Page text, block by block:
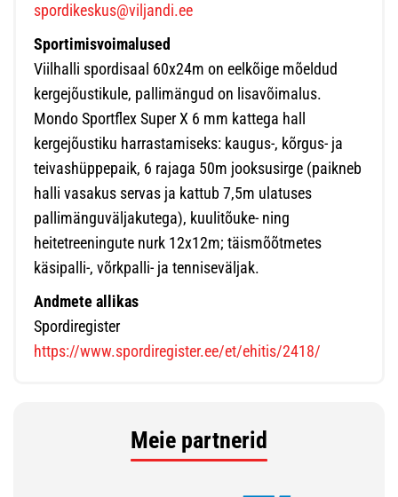
spordikeskus@viljandi.ee
Sportimisvoimalused
Viilhalli spordisaal 60x24m on eelkõige mõeldud
kergejõustikule, pallimängud on lisavõimalus.
Mondo Sportflex Super X 6 mm kattega hall
kergejõustiku harrastamiseks: kaugus-, kõrgus- ja
teivashüppepaik, 6 rajaga 50m jooksusirge (paikneb
halli vasakus servas ja kattub 7,5m ulatuses
pallimänguväljakutega), kuulitõuke- ning
heitetreeningute nurk 12x12m; täismõõtmetes
käsipalli-, võrkpalli- ja tenniseväljak.
Andmete allikas
Spordiregister
https://www.spordiregister.ee/et/ehitis/2418/
Meie partnerid